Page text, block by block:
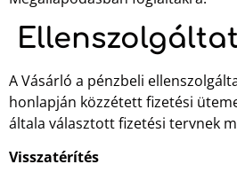
A Vásárló a pénzbeli
honlapján közzétett fizetési
általa választott fizetési tervnek
Visszatérítés